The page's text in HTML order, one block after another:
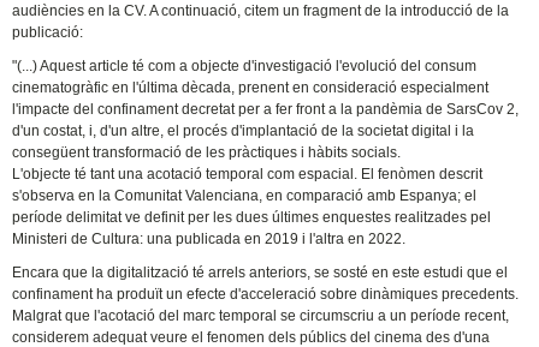
audiències en la CV. A continuació, citem un fragment de la introducció de la
publicació:
"(...) Aquest article té com a objecte d'investigació l'evolució del consum
cinematogràfic en l'última dècada, prenent en consideració especialment
l'impacte del confinament decretat per a fer front a la pandèmia de SarsCov 2,
d'un costat, i, d'un altre, el procés d'implantació de la societat digital i la
consegüent transformació de les pràctiques i hàbits socials.
L'objecte té tant una acotació temporal com espacial. El fenòmen descrit
s'observa en la Comunitat Valenciana, en comparació amb Espanya; el
període delimitat ve definit per les dues últimes enquestes realitzades pel
Ministeri de Cultura: una publicada en 2019 i l'altra en 2022.
Encara que la digitalització té arrels anteriors, se sosté en este estudi que el
confinament ha produït un efecte d'acceleració sobre dinàmiques precedents.
Malgrat que l'acotació del marc temporal se circumscriu a un període recent,
considerem adequat veure el fenomen dels públics del cinema des d'una